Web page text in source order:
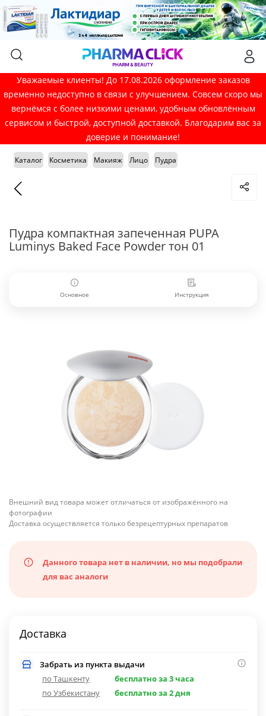
Уважаемые клиенты! До 17.08.2026 оформление заказов
временно недоступно в связи с улучшением. Совсем скоро мы
вернёмся с более низкими ценами, удобным обновлённым
сервисом и быстрой, доступной доставкой. Благодарим вас за
доверие и понимание!
Каталог Косметика Макияж Лицо Пудра
Пудра компактная запеченная PUPA
Luminys Baked Face Powder тон 01
Основное Инструкция
Внешний вид товара может отличаться от изображённого на
фотографии
Доставка осуществляется только безрецептурных препаратов
Данного товара нет в наличии, но мы подобрали
для вас аналоги
Доставка
Забрать из пункта выдачи
по Ташкенту
бесплатно за 3 часа
по Узбекистану
бесплатно за 2 дня